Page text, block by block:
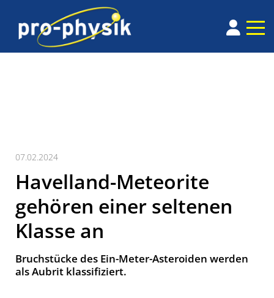
07.02.2024
Havelland-Meteorite
gehören einer seltenen
Klasse an
Bruchstücke des Ein-Meter-Asteroiden werden
als Aubrit klassifiziert.